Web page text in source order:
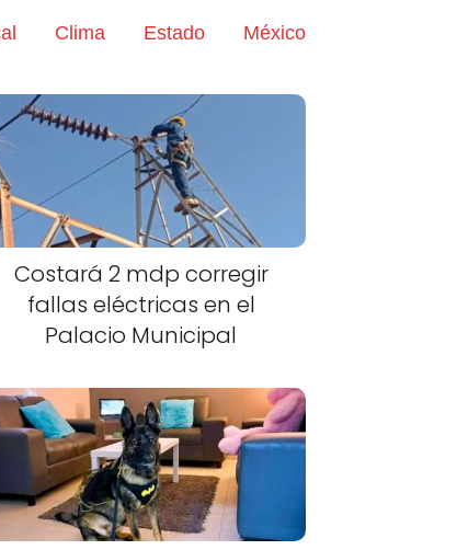
Clima Estado México
Costará 2 mdp corregir
fallas eléctricas en el
Palacio Municipal